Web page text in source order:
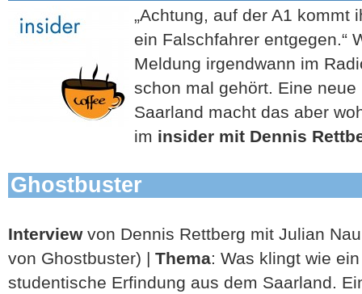
„Achtung, auf der A1 kommt
ein Falschfahrer entgegen.“
Meldung irgendwann im
schon mal gehört. Eine
Saarland macht das aber
im insider mit Dennis
Ghostbuster
Interviewvon Dennis Rettberg mit Julian
von Ghostbuster) | Thema: Was klingt wie
studentische Erfindung aus dem Saarland.